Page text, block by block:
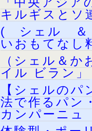
キルギスとソ
( シェル ＆
いおもてなし
（シェル＆
イル ビラン」
【シェルの
法で作るパン
カンパーニ